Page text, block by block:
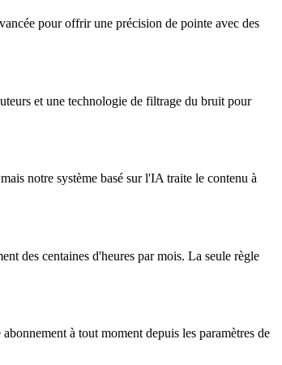
pour offrir une précision de pointe avec des
et une technologie de filtrage du bruit pour
notre système basé sur l'IA traite le contenu à
des centaines d'heures par mois. La seule règle
à tout moment depuis les paramètres de